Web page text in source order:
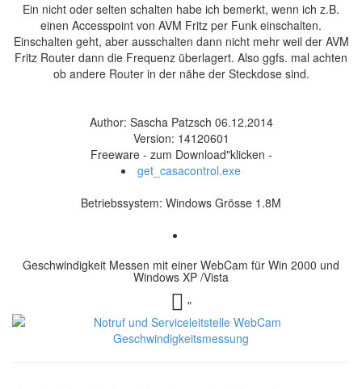
Ein nicht oder selten schalten habe ich bemerkt, wenn ich z.B.
einen Accesspoint von AVM Fritz per Funk einschalten.
Einschalten geht, aber ausschalten dann nicht mehr weil der AVM
Fritz Router dann die Frequenz überlagert. Also ggfs. mal achten
ob andere Router in der nähe der Steckdose sind.
Author: Sascha Patzsch 06.12.2014
Version: 14120601
Freeware - zum Download"klicken -
get_casacontrol.exe
Betriebssystem: Windows Grösse 1.8M
Geschwindigkeit Messen mit einer WebCam für Win 2000 und
Windows XP /Vista
"